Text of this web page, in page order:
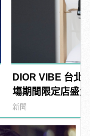
DIOR VIBE 台北
塲期間限定店盛
這樣變型男
新聞